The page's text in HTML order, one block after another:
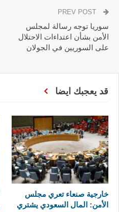
سوريا توجه رسالة لمجلس
الأمن بشأن اعتداءات الاحتلال
على السوريين في الجولان
قد يعجبك ايضا
خارجية صنعاء تعري مجلس
الأمن: المال السعودي يشتري